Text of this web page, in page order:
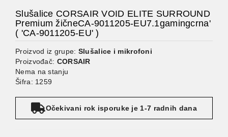
Slušalice CORSAIR VOID ELITE SURROUND
Premium žičneCA-9011205-EU7.1gamingcrna'
( 'CA-9011205-EU' )
Proizvod iz grupe: Slušalice i mikrofoni
Proizvođač: CORSAIR
Nema na stanju
Šifra: 1259
Očekivani rok isporuke je 1-7 radnih dana